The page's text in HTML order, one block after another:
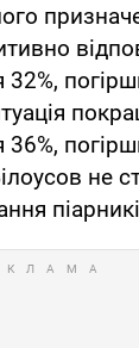
32%,
36%,
не